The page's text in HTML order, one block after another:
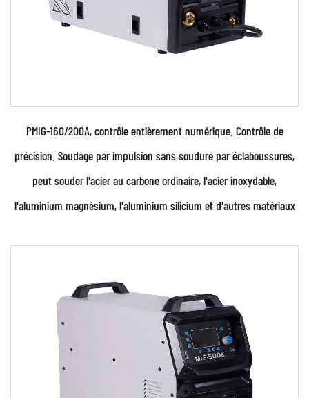
Paramètres:
Caractéristiques techniques: • Contrôle
numérique avancé de l'unité de commande à
micropr...
EN SAVOIR PLUS
PMIG-160/200A, contrôle entièrement numérique. Contrôle de
précision. Soudage par impulsion sans soudure par éclaboussures,
peut souder l'acier au carbone ordinaire, l'acier inoxydable,
l'aluminium magnésium, l'aluminium silicium et d'autres matériaux